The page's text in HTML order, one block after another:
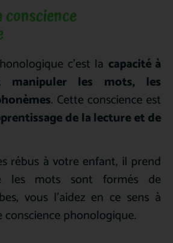
conscience
c’est la capacité à
manipuler les mots, les
. Cette conscience est
de la lecture et de
rébus à votre enfant, il prend
les mots sont formés de
vous l’aidez en ce sens à
phonologique.